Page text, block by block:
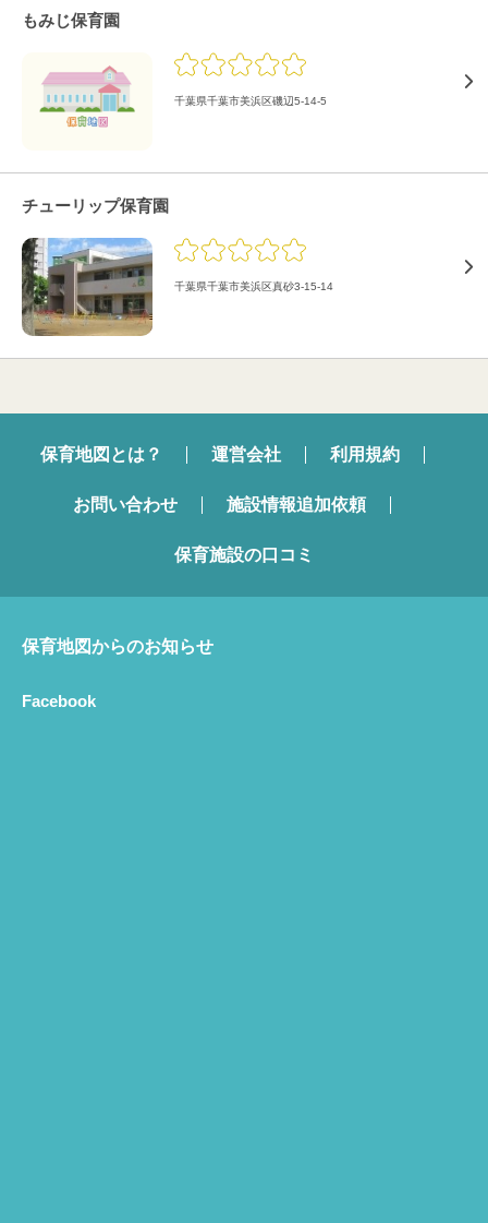
もみじ保育園
千葉県千葉市美浜区磯辺5-14-5
チューリップ保育園
千葉県千葉市美浜区真砂3-15-14
保育地図とは？ 運営会社 利用規約
お問い合わせ 施設情報追加依頼
保育施設の口コミ
保育地図からのお知らせ
Facebook